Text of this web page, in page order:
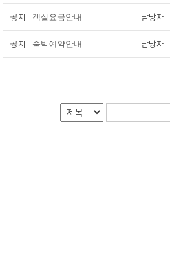
공지 객실요금안내 담당자
공지 숙박예약안내 담당자